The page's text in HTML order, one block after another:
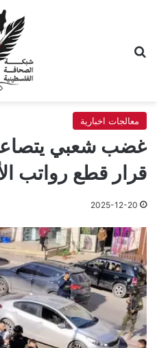
معالجات اخبارية
غضب شعبي
قرار قطع رواتب
2025-12-20